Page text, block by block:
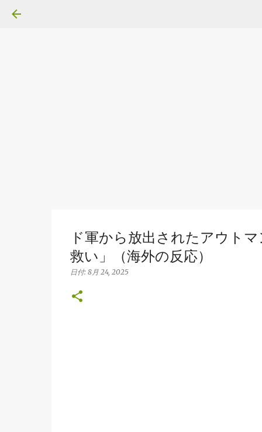
ド軍から放出されたアウト
救い」（海外の反応）
日付: 8月 24, 2025